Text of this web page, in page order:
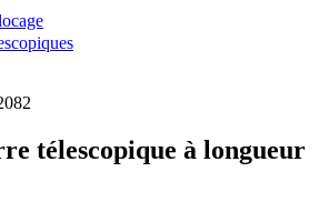
télescopique à longueur